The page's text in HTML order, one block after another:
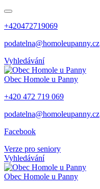
+420472719069
podatelna@homoleupanny.cz
Vyhledávání
Obec Homole u Panny
+420 472 719 069
podatelna@homoleupanny.cz
Facebook
Verze pro seniory
Vyhledávání
Obec Homole u Panny